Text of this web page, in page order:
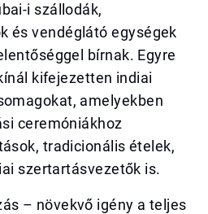
i szállodák,
és vendéglátó egységek
bírnak. Egyre
kifejezetten indiai
amelyekben
ceremóniákhoz
tradicionális ételek,
szertartásvezetők is.
– növekvő igény a teljes